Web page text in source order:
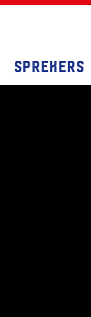
Sprekers